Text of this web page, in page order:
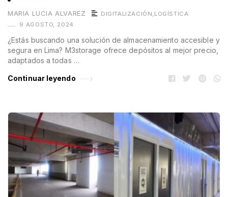
MARIA LUCIA ALVAREZ DIGITALIZACIÓN LOGÍSTICA
9 AGOSTO, 2024
¿Estás buscando una solución de almacenamiento accesible y
segura en Lima? M3storage ofrece depósitos al mejor precio,
adaptados a todas …
Continuar leyendo